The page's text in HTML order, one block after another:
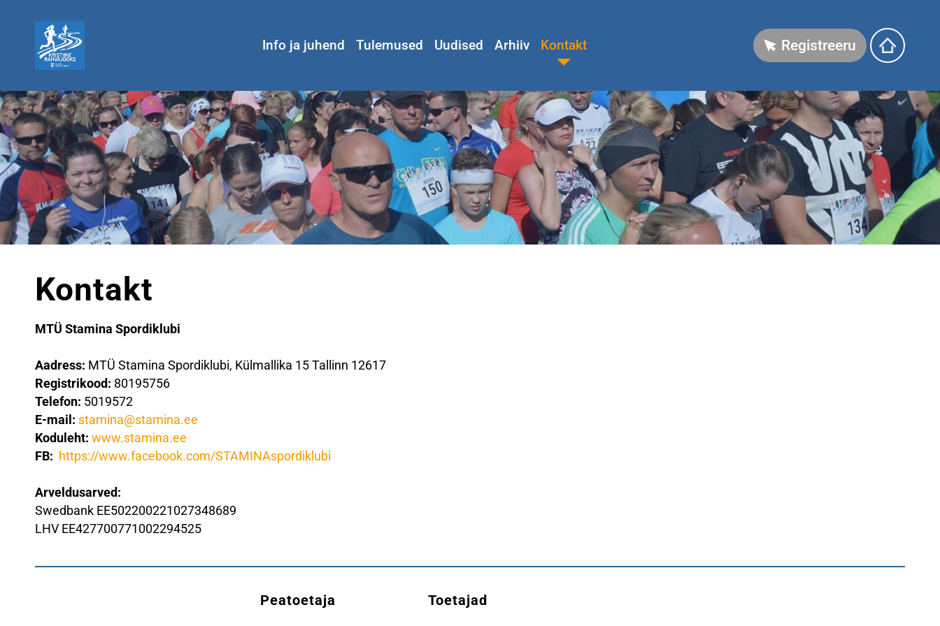
Info ja juhend Tulemused Uudised Arhiiv Kontakt Registreeru
Kontakt
MTÜ Stamina Spordiklubi
Aadress: MTÜ Stamina Spordiklubi, Külmallika 15 Tallinn 12617
Registrikood: 80195756
Telefon: 5019572
E-mail: stamina@stamina.ee
Koduleht: www.stamina.ee
FB: https://www.facebook.com/STAMINAspordiklubi
Arveldusarved:
Swedbank EE502200221027348689
LHV EE427700771002294525
Peatoetaja Toetajad